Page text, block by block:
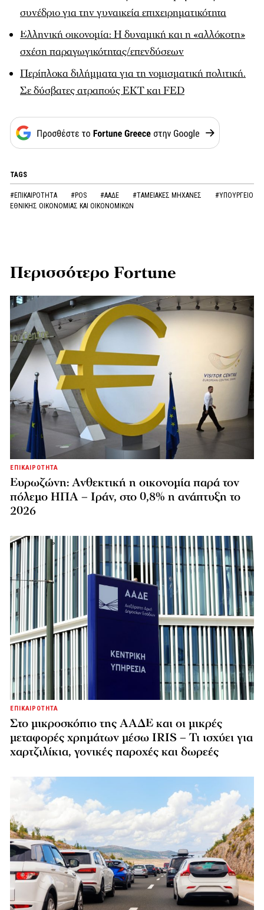
συνέδριο για την γυναικεία επιχειρηματικότητα
Ελληνική οικονομία: Η δυναμική και η «αλλόκοτη»
σχέση παραγωγικότητας/επενδύσεων
Περίπλοκα διλήμματα για τη νομισματική πολιτική.
Σε δύσβατες ατραπούς EKT και FED
TAGS
#ΕΠΙΚΑΙΡΟΤΗΤΑ #POS #ΑΑΔΕ #ΤΑΜΕΙΑΚΕΣ ΜΗΧΑΝΕΣ
#ΥΠΟΥΡΓΕΙΟ
ΕΘΝΙΚΗΣ ΟΙΚΟΝΟΜΙΑΣ ΚΑΙ ΟΙΚΟΝΟΜΙΚΩΝ
Περισσότερο Fortune
ΕΠΙΚΑΙΡΟΤΗΤΑ
Ευρωζώνη: Ανθεκτική η οικονομία παρά τον
πόλεμο ΗΠΑ – Ιράν, στο 0,8% η ανάπτυξη το
2026
ΕΠΙΚΑΙΡΟΤΗΤΑ
Στο μικροσκόπιο της ΑΑΔΕ και οι μικρές
μεταφορές χρημάτων μέσω IRIS – Τι ισχύει για
χαρτζιλίκια, γονικές παροχές και δωρεές